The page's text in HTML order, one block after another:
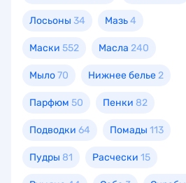
Лосьоны 34 Мазь4
Маски 552 Масла 240
Мыло70 Нижнее белье2
Парфюм 50 Пенки 82
Подводки 64 Помады 113
Пудры 81 Расчески 15